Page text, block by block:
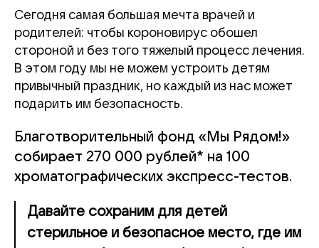
Сегодня самая большая мечта врачей и
родителей: чтобы короновирус обошел
стороной и без того тяжелый процесс лечения.
В этом году мы не можем устроить детям
привычный праздник, но каждый из нас может
подарить им безопасность.
Благотворительный фонд «Мы Рядом!»
собирает 270 000 рублей* на 100
хроматографических экспресс-тестов.
Давайте сохраним для детей
стерильное и безопасное место, где им